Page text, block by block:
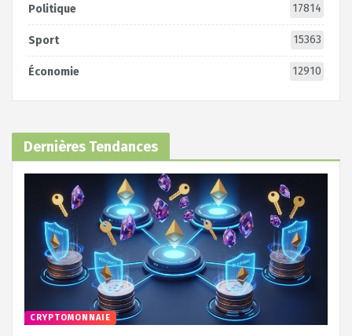
Politique 17814
Sport 15363
Économie 12910
Dernières Tendances
CRYPTOMONNAIE